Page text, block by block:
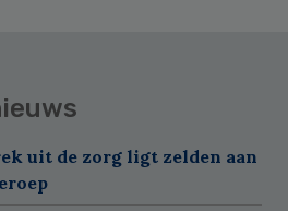
uit de zorg ligt zelden aan